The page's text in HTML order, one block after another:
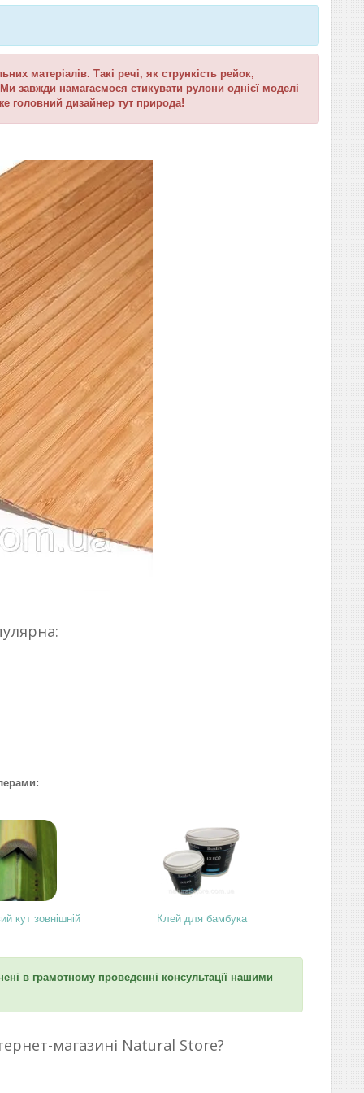
матеріалів. Такі речі, як стрункість рейок,
завжди намагаємося стикувати рулони однієї моделі
головний дизайнер тут природа!
кут зовнішній Клей для бамбука
в грамотному проведенні консультації нашими
магазині Natural Store?